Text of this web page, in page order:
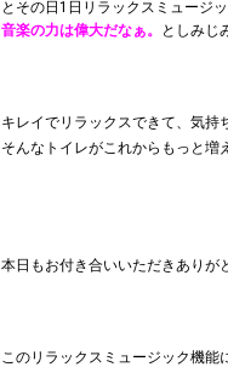
とその日1日リラックスミュージ
音楽の力は偉大だなぁ。
としみ
キレイでリラックスできて、気持
そんなトイレがこれからもっと増
本日もお付き合いいただきありが
このリラックスミュージック機能